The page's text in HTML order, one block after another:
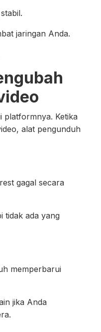
jaringan Anda.
platformnya. Ketika
alat pengunduh
gagal secara
tidak ada yang
memperbarui
jika Anda